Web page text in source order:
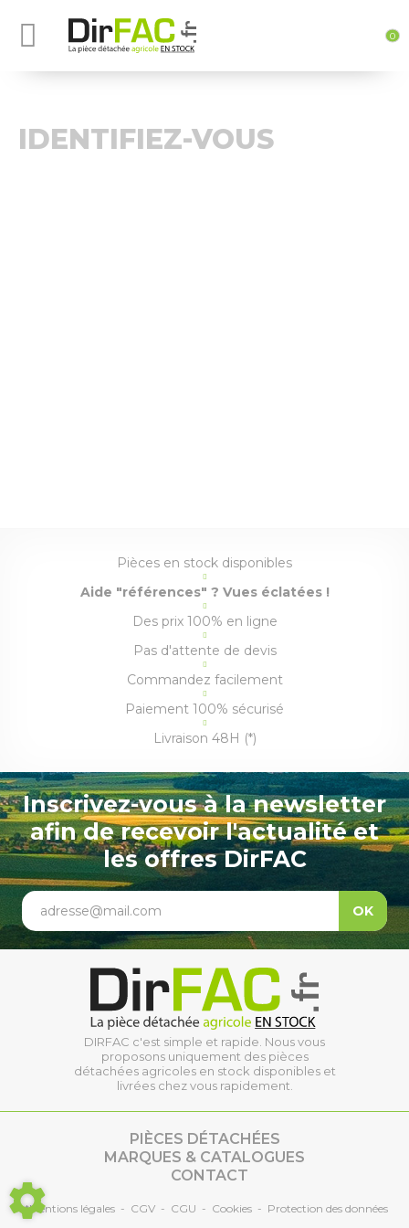
0
IDENTIFIEZ-VOUS
Pièces en stock disponibles
Aide "références" ? Vues éclatées !
Des prix 100% en ligne
Pas d'attente de devis
Commandez facilement
Paiement 100% sécurisé
Livraison 48H (*)
Inscrivez-vous à la newsletter
afin de recevoir l'actualité et
les offres DirFAC
adresse@mail.com OK
DIRFAC c'est simple et rapide. Nous vous
proposons uniquement des pièces
détachées agricoles en stock disponibles et
livrées chez vous rapidement.
PIÈCES DÉTACHÉES
MARQUES & CATALOGUES
CONTACT
*Mentions légales - CGV - CGU - Cookies - Protection des données